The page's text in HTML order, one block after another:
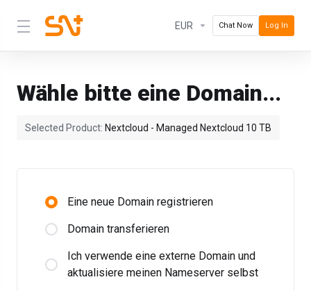
EUR Chat Now Log In
Wähle bitte eine Domain...
Selected Product: Nextcloud - Managed Nextcloud 10 TB
Eine neue Domain registrieren
Domain transferieren
Ich verwende eine externe Domain und
aktualisiere meinen Nameserver selbst